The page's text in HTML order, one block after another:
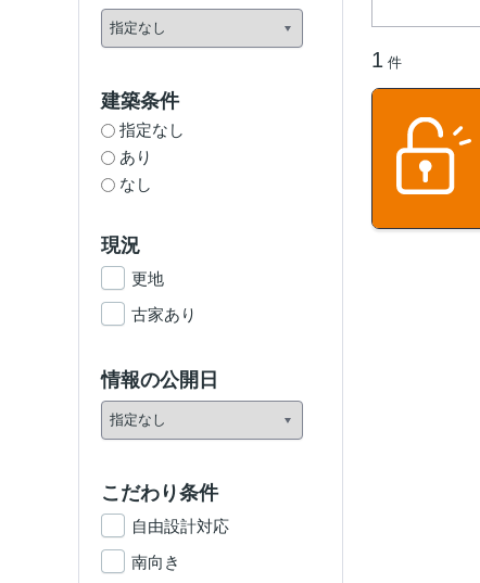
1 件
建築条件
指定なし
あり
なし
現況
更地
古家あり
情報の公開日
こだわり条件
自由設計対応
南向き